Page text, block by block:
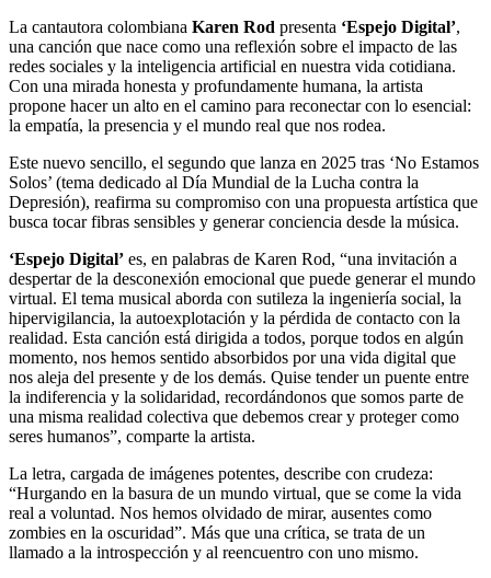
La cantautora colombiana Karen Rod presenta ‘Espejo Digital’,
una canción que nace como una reflexión sobre el impacto de las
redes sociales y la inteligencia artificial en nuestra vida cotidiana.
Con una mirada honesta y profundamente humana, la artista
propone hacer un alto en el camino para reconectar con lo esencial:
la empatía, la presencia y el mundo real que nos rodea.
Este nuevo sencillo, el segundo que lanza en 2025 tras ‘No Estamos
Solos’ (tema dedicado al Día Mundial de la Lucha contra la
Depresión), reafirma su compromiso con una propuesta artística que
busca tocar fibras sensibles y generar conciencia desde la música.
‘Espejo Digital’ es, en palabras de Karen Rod, “una invitación a
despertar de la desconexión emocional que puede generar el mundo
virtual. El tema musical aborda con sutileza la ingeniería social, la
hipervigilancia, la autoexplotación y la pérdida de contacto con la
realidad. Esta canción está dirigida a todos, porque todos en algún
momento, nos hemos sentido absorbidos por una vida digital que
nos aleja del presente y de los demás. Quise tender un puente entre
la indiferencia y la solidaridad, recordándonos que somos parte de
una misma realidad colectiva que debemos crear y proteger como
seres humanos”, comparte la artista.
La letra, cargada de imágenes potentes, describe con crudeza:
“Hurgando en la basura de un mundo virtual, que se come la vida
real a voluntad. Nos hemos olvidado de mirar, ausentes como
zombies en la oscuridad”. Más que una crítica, se trata de un
llamado a la introspección y al reencuentro con uno mismo.